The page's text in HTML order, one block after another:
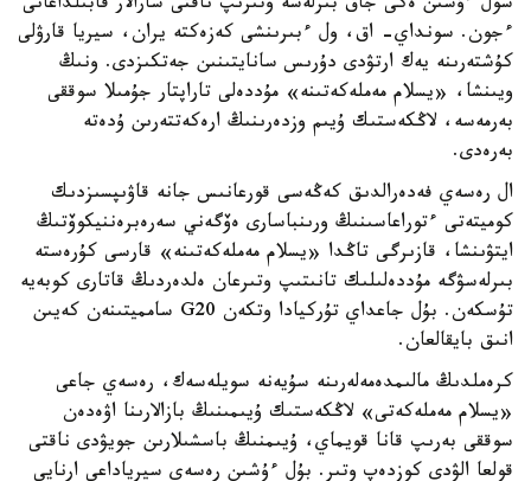
سول ءۇشىن ەكى جاق بىرلەسە وتىرىپ ناقتى شارالار قابىلداعانى
ءجون. سونداي- اق، ول ءبىرىنشى كەزەكتە يران، سيريا قارۋلى
كۇشتەرىنە يەك ارتۋدى دۇرىس سانايتىنىن جەتكىزدى. ونىڭ
ويىنشا، «يسلام مەملەكەتىنە» مۇددەلى تاراپتار جۇمىلا سوققى
بەرمەسە، لاڭكەستىك ۇيىم وزدەرىنىڭ ارەكەتتەرىن ۇدەتە
بەرەدى.
ال رەسەي فەدەرالدىق كەڭەسى قورعانىس جانە قاۋىپسىزدىك
كوميتەتى ءتوراعاسىنىڭ ورىنباسارى ەۆگەني سەرەبرەننيكوۆتىڭ
ايتۋىنشا، قازىرگى تاڭدا «يسلام مەملەكەتىنە» قارسى كۇرەستە
بىرلەسۋگە مۇددەلىلىك تانىتىپ وتىرعان ەلدەردىڭ قاتارى كوبەيە
تۇسكەن. بۇل جاعداي تۇركيادا وتكەن G20 سامميتىنەن كەيىن
انىق بايقالعان.
كرەملدىڭ مالىمدەمەلەرىنە سۇيەنە سويلەسەك، رەسەي جاعى
«يسلام مەملەكەتى» لاڭكەستىك ۇيىمىنىڭ بازالارىنا اۋەدەن
سوققى بەرىپ قانا قويماي، ۇيىمنىڭ باسشىلارىن جويۋدى ناقتى
قولعا الۋدى كوزدەپ وتىر. بۇل ءۇشىن رەسەي سيرياداعى ارنايى